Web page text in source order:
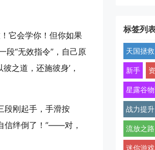
它会学你！但你如果
段“无效指令”，自己原
之道，还施彼身’，
段刚起手，手滑按
信绊倒了！”——对，
标签列
天国拯救
新手
星露谷
战力提升
流放之路
迷你游戏